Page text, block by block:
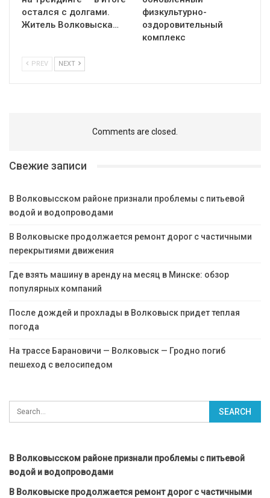
остался с долгами.
Житель Волковыска…
физкультурно-
оздоровительный
комплекс
PREV NEXT
Comments are closed.
Свежие записи
В Волковысском районе признали проблемы с питьевой
водой и водопроводами
В Волковыске продолжается ремонт дорог с частичными
перекрытиями движения
Где взять машину в аренду на месяц в Минске: обзор
популярных компаний
После дождей и прохлады в Волковыск придет теплая
погода
На трассе Барановичи — Волковыск — Гродно погиб
пешеход с велосипедом
В Волковысском районе признали проблемы с питьевой
водой и водопроводами
В Волковыске продолжается ремонт дорог с частичными